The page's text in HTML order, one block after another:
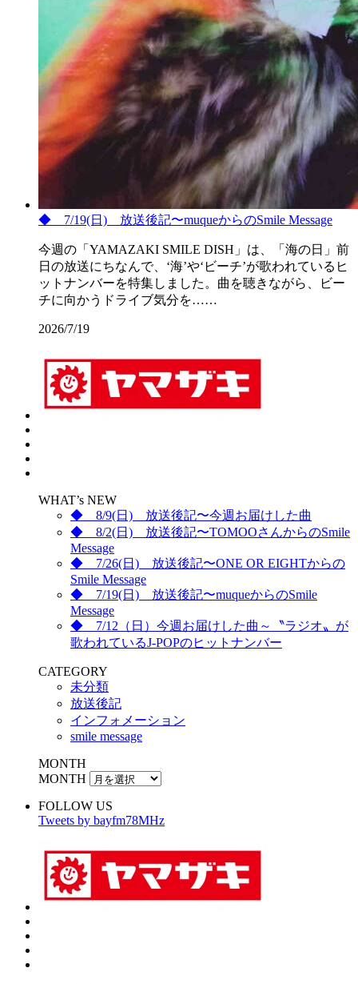
◆ 7/19(日) 放送後記〜muqueからのSmile Message
今週の「YAMAZAKI SMILE DISH」は、「海の日」前
日の放送にちなんで、‘海’や‘ビーチ’が歌われているヒ
ットナンバーを特集しました。曲を聴きながら、ビー
チに向かうドライブ気分を……
2026/7/19
WHAT’s NEW
◆ 8/9(日) 放送後記〜今週お届けした曲
◆ 8/2(日) 放送後記〜TOMOOさんからのSmile
Message
◆ 7/26(日) 放送後記〜ONE OR EIGHTからの
Smile Message
◆ 7/19(日) 放送後記〜muqueからのSmile
Message
◆ 7/12（日）今週お届けした曲～〝ラジオ〟が
歌われているJ-POPのヒットナンバー
CATEGORY
未分類
放送後記
インフォメーション
smile message
MONTH
MONTH
FOLLOW US
Tweets by bayfm78MHz